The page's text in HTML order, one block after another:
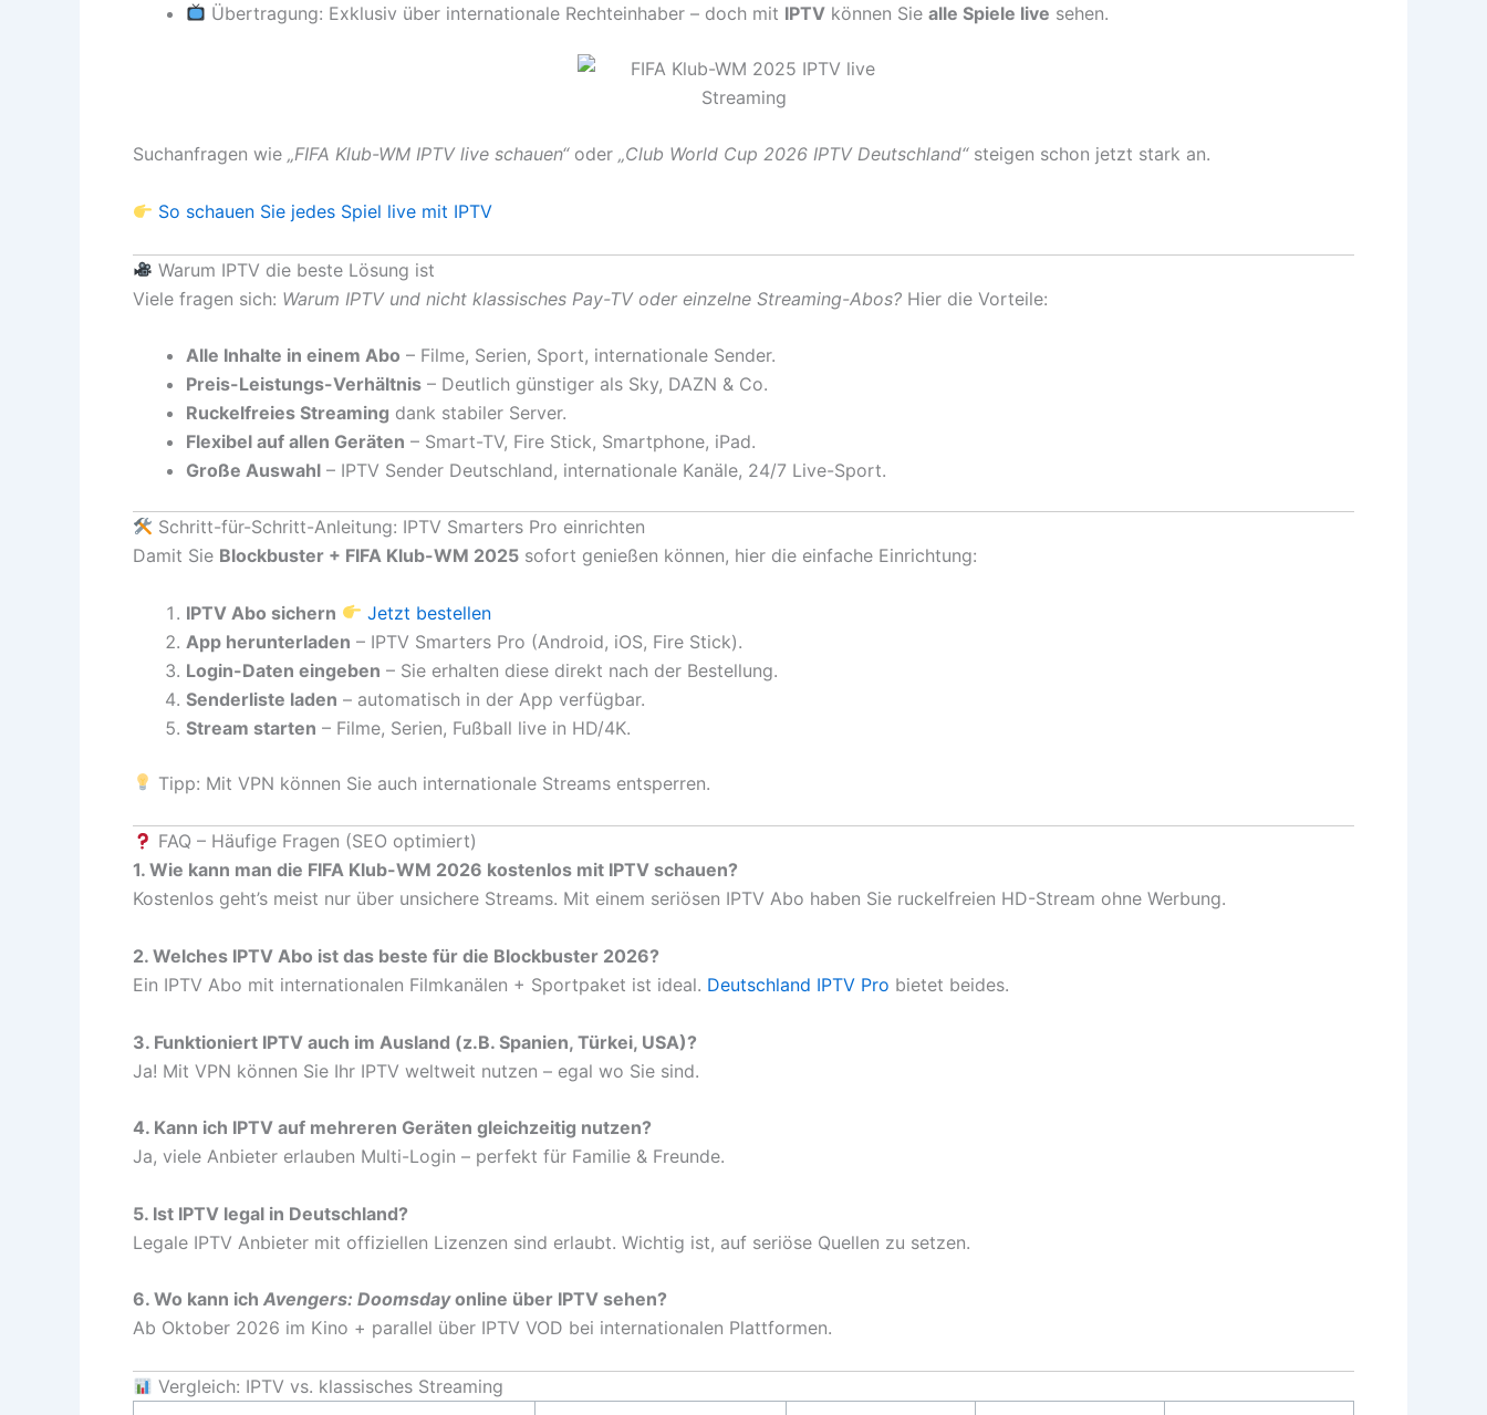
Übertragung: Exklusiv über internationale Rechteinhaber – doch mit IPTV können Siealle Spiele live sehen.
Suchanfragen wie „FIFA Klub-WM IPTV live schauen“oder „Club World Cup 2026 IPTV Deutschland“steigen schon jetzt stark an.
So schauen Sie jedes Spiel live mit IPTV
Warum IPTV die beste Lösung ist
Viele fragen sich: Warum IPTV und nicht klassisches Pay-TV oder einzelne Streaming-Abos? Hier die Vorteile:
Alle Inhalte in einem Abo – Filme, Serien, Sport, internationale Sender.
Preis-Leistungs-Verhältnis – Deutlich günstiger als Sky, DAZN & Co.
Ruckelfreies Streaming dank stabiler Server.
Flexibel auf allen Geräten – Smart-TV, Fire Stick, Smartphone, iPad.
Große Auswahl – IPTV Sender Deutschland, internationale Kanäle, 24/7 Live-Sport.
Schritt-für-Schritt-Anleitung: IPTV Smarters Pro einrichten
Damit Sie Blockbuster + FIFA Klub-WM 2025 sofort genießen können, hier die einfache Einrichtung:
IPTV Abo sichern
Jetzt bestellen
App herunterladen – IPTV Smarters Pro (Android, iOS, Fire Stick).
Login-Daten eingeben – Sie erhalten diese direkt nach der Bestellung.
Senderliste laden – automatisch in der App verfügbar.
Stream starten – Filme, Serien, Fußball live in HD/4K.
Tipp: Mit VPN können Sie auch internationale Streams entsperren.
FAQ – Häufige Fragen (SEO optimiert)
1. Wie kann man die FIFA Klub-WM 2026 kostenlos mit IPTV schauen?
Kostenlos geht’s meist nur über unsichere Streams. Mit einem seriösen IPTV Abo haben Sie ruckelfreien HD-Stream ohne Werbung.
2. Welches IPTV Abo ist das beste für die Blockbuster 2026?
Ein IPTV Abo mit internationalen Filmkanälen + Sportpaket ist ideal. Deutschland IPTV Pro bietet beides.
3. Funktioniert IPTV auch im Ausland (z.B. Spanien, Türkei, USA)?
Ja! Mit VPN können Sie Ihr IPTV weltweit nutzen – egal wo Sie sind.
4. Kann ich IPTV auf mehreren Geräten gleichzeitig nutzen?
Ja, viele Anbieter erlauben Multi-Login – perfekt für Familie & Freunde.
5. Ist IPTV legal in Deutschland?
Legale IPTV Anbieter mit offiziellen Lizenzen sind erlaubt. Wichtig ist, auf seriöse Quellen zu setzen.
6. Wo kann ich Avengers: Doomsdayonline über IPTV sehen?
Ab Oktober 2026 im Kino + parallel über IPTV VOD bei internationalen Plattformen.
Vergleich: IPTV vs. klassisches Streaming